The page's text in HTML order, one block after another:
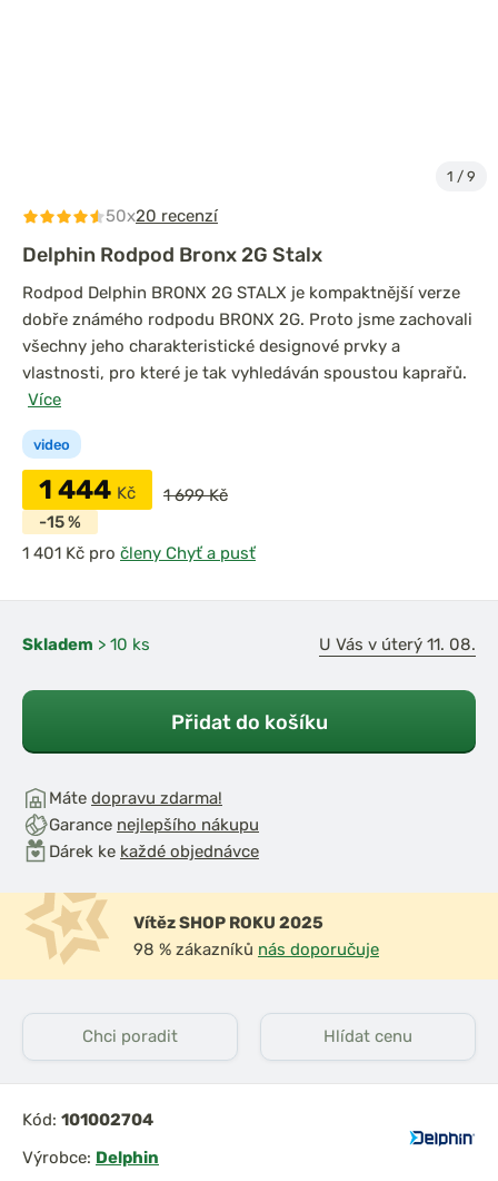
1 / 9
50x20 recenzí
Delphin Rodpod Bronx 2G Stalx
video
Rodpod Delphin BRONX 2G STALX je kompaktnější verze
dobře známého rodpodu BRONX 2G. Proto jsme zachovali
všechny jeho charakteristické designové prvky a
vlastnosti, pro které je tak vyhledáván spoustou kaprařů.
Více
1 444 Kč
1 699 Kč
-15 %
pro členy Chyť a pusť
Skladem > 10 ks U Vás v úterý 11. 08.
Přidat do košíku
Máte dopravu zdarma!
Garance nejlepšího nákupu
Dárek ke každé objednávce
Vítěz SHOP ROKU 2025
98 % zákazníků nás doporučuje
Chci poradit Hlídat cenu
Kód: 101002704
Výrobce: Delphin